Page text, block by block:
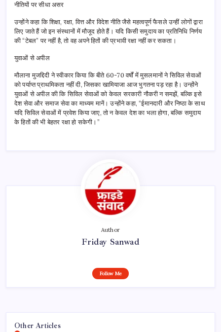
नीतियों पर सीधा असर
उन्होंने कहा कि शिक्षा, रक्षा, वित्त और विदेश नीति जैसे महत्वपूर्ण फैसले उन्हीं लोगों द्वारा
लिए जाते हैं जो इन संस्थानों में मौजूद होते हैं। यदि किसी समुदाय का प्रतिनिधि निर्णय
की “टेबल” पर नहीं है, तो वह अपने हितों की प्रभावी रक्षा नहीं कर सकता।
युवाओं से अपील
मौलाना मुजद्दिदी ने स्वीकार किया कि बीते 60-70 वर्षों में मुसलमानों ने सिविल सेवाओं
को पर्याप्त प्राथमिकता नहीं दी, जिसका खामियाजा आज भुगतना पड़ रहा है। उन्होंने
युवाओं से अपील की कि सिविल सेवाओं को केवल सरकारी नौकरी न समझें, बल्कि इसे
देश सेवा और समाज सेवा का माध्यम मानें। उन्होंने कहा, “ईमानदारी और निष्ठा के साथ
यदि सिविल सेवाओं में प्रवेश किया जाए, तो न केवल देश का भला होगा, बल्कि समुदाय
के हितों की भी बेहतर रक्षा हो सकेगी।”
Author
Friday Sanwad
Follow Me
Other Articles